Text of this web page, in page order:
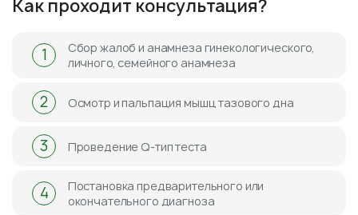
Как проходит консультация?
1
Сбор жалоб и анамнеза гинекологического,
личного, семейного анамнеза
2 Осмотр и пальпация мышц тазового дна
3 Проведение Q-тип теста
4
Постановка предварительного или
окончательного диагноза